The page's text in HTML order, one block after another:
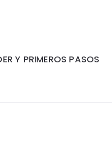
Y PRIMEROS PASOS